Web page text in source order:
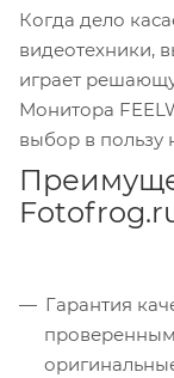
Когда дело
видеотехники,
играет
Монитора
выбор в пользу
Гарантия